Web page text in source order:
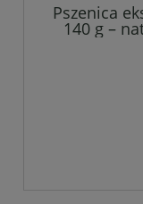
Pszenica
140 g –